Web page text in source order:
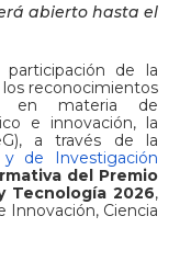
abierto hasta el
de la
reconocimientos
en materia de
e innovación, la
a través de la
y de Investigación
del Premio
Tecnología 2026,
Innovación, Ciencia